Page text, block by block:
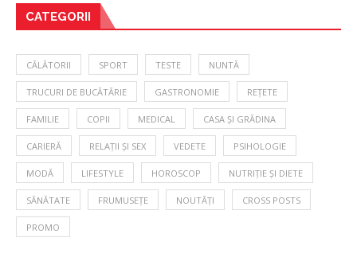
CATEGORII
CĂLĂTORII SPORT TESTE NUNTĂ
TRUCURI DE BUCĂTĂRIE GASTRONOMIE REȚETE
FAMILIE COPII MEDICAL CASA ȘI GRĂDINA
CARIERĂ RELAȚII ȘI SEX VEDETE PSIHOLOGIE
MODĂ LIFESTYLE HOROSCOP NUTRIȚIE ȘI DIETE
SĂNĂTATE FRUMUSEȚE NOUTĂȚI CROSS POSTS
PROMO